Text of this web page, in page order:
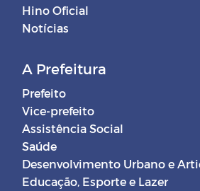
Hino Oficial
Notícias
A Prefeitura
Prefeito
Vice-prefeito
Assistência Social
Saúde
Desenvolvimento Urbano e
Educação, Esporte e Lazer